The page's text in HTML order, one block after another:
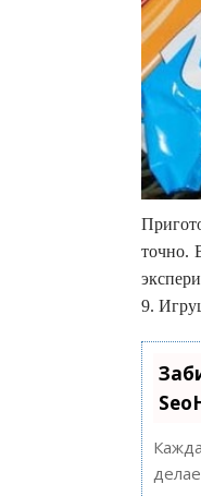
точно.
9.